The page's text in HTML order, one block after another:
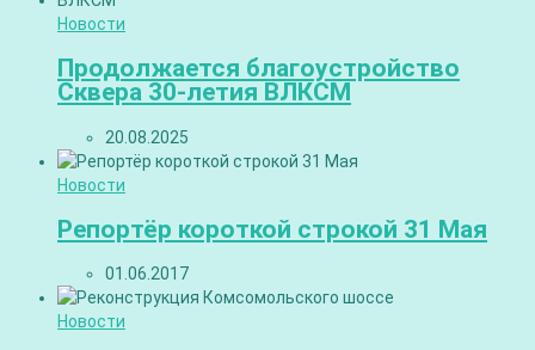
Новости
Продолжается благоустройство
Сквера 30-летия ВЛКСМ
20.08.2025
Новости
Репортёр короткой строкой 31 Мая
01.06.2017
Новости